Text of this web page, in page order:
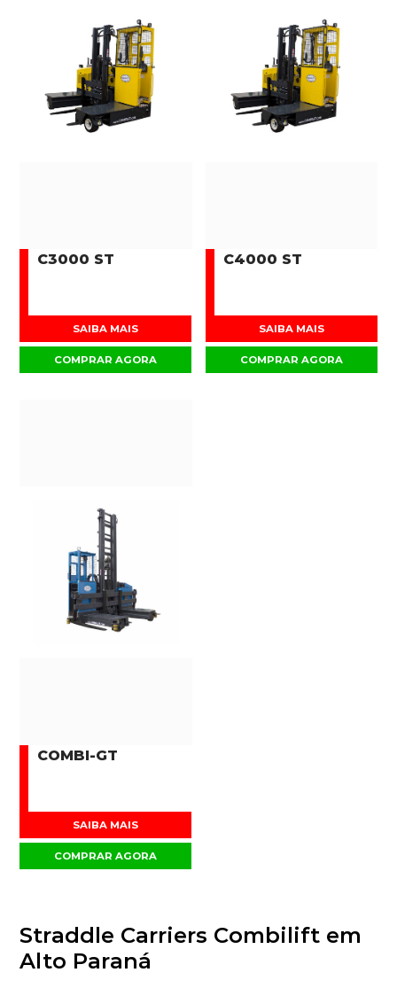
C3000 ST
SAIBA MAIS
COMPRAR AGORA
C4000 ST
SAIBA MAIS
COMPRAR AGORA
COMBI-GT
SAIBA MAIS
COMPRAR AGORA
Straddle Carriers Combilift em
Alto Paraná